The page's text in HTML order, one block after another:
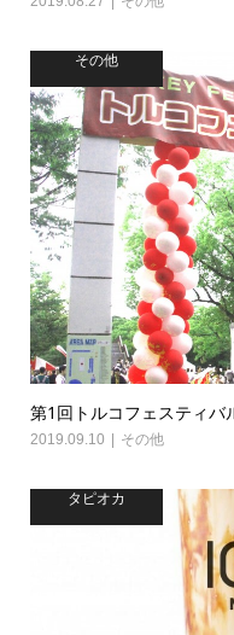
その他
第1回トルコフェスティバ
2019.09.10 その他
タピオカ